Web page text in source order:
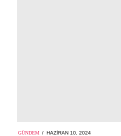
GÜNDEM
POSTED
HAZIRAN 10, 2024